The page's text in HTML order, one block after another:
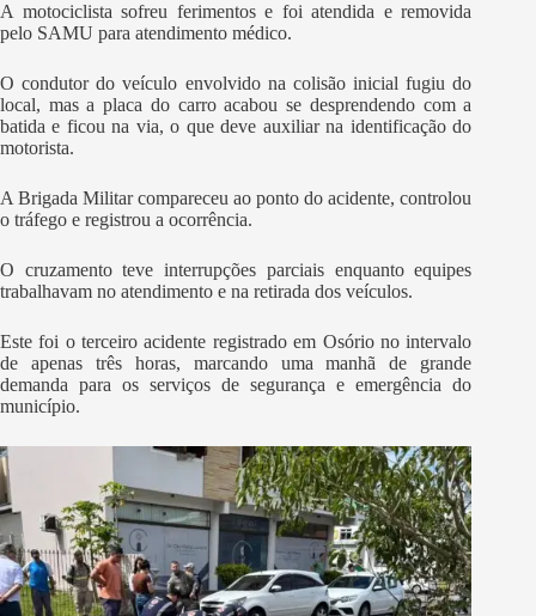
A motociclista sofreu ferimentos e foi atendida e removida
pelo SAMU para atendimento médico.
O condutor do veículo envolvido na colisão inicial fugiu do
local, mas a placa do carro acabou se desprendendo com a
batida e ficou na via, o que deve auxiliar na identificação do
motorista.
A Brigada Militar compareceu ao ponto do acidente, controlou
o tráfego e registrou a ocorrência.
O cruzamento teve interrupções parciais enquanto equipes
trabalhavam no atendimento e na retirada dos veículos.
Este foi o terceiro acidente registrado em Osório no intervalo
de apenas três horas, marcando uma manhã de grande
demanda para os serviços de segurança e emergência do
município.